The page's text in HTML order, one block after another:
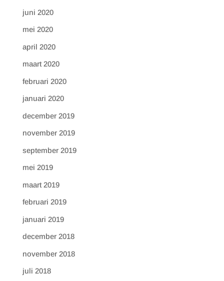
juni 2020
mei 2020
april 2020
maart 2020
februari 2020
januari 2020
december 2019
november 2019
september 2019
mei 2019
maart 2019
februari 2019
januari 2019
december 2018
november 2018
juli 2018